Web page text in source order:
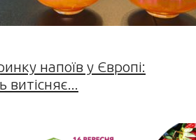
напоїв у Європі:
витісняє...